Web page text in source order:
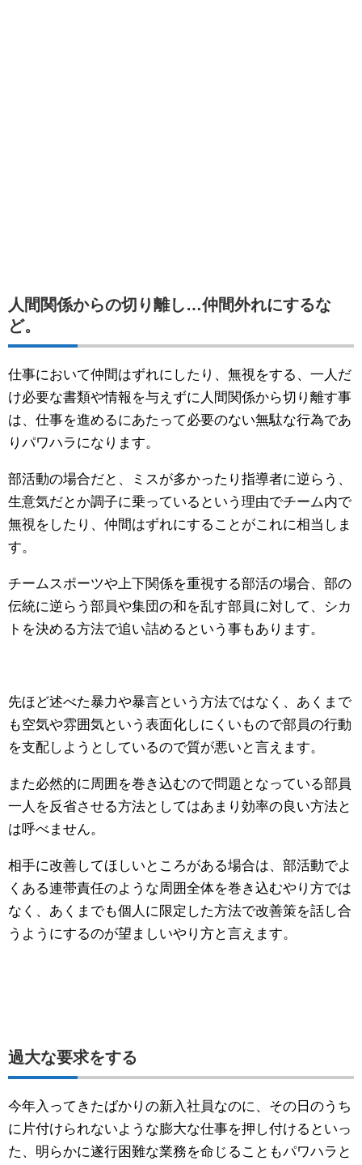
人間関係からの切り離し…仲間外れにするな
ど。
仕事において仲間はずれにしたり、無視をする、一人だ
け必要な書類や情報を与えずに人間関係から切り離す事
は、仕事を進めるにあたって必要のない無駄な行為であ
りパワハラになります。
部活動の場合だと、ミスが多かったり指導者に逆らう、
生意気だとか調子に乗っているという理由でチーム内で
無視をしたり、仲間はずれにすることがこれに相当しま
す。
チームスポーツや上下関係を重視する部活の場合、部の
伝統に逆らう部員や集団の和を乱す部員に対して、シカ
トを決める方法で追い詰めるという事もあります。
先ほど述べた暴力や暴言という方法ではなく、あくまで
も空気や雰囲気という表面化しにくいもので部員の行動
を支配しようとしているので質が悪いと言えます。
また必然的に周囲を巻き込むので問題となっている部員
一人を反省させる方法としてはあまり効率の良い方法と
は呼べません。
相手に改善してほしいところがある場合は、部活動でよ
くある連帯責任のような周囲全体を巻き込むやり方では
なく、あくまでも個人に限定した方法で改善策を話し合
うようにするのが望ましいやり方と言えます。
過大な要求をする
今年入ってきたばかりの新入社員なのに、その日のうち
に片付けられないような膨大な仕事を押し付けるといっ
た、明らかに遂行困難な業務を命じることもパワハラと